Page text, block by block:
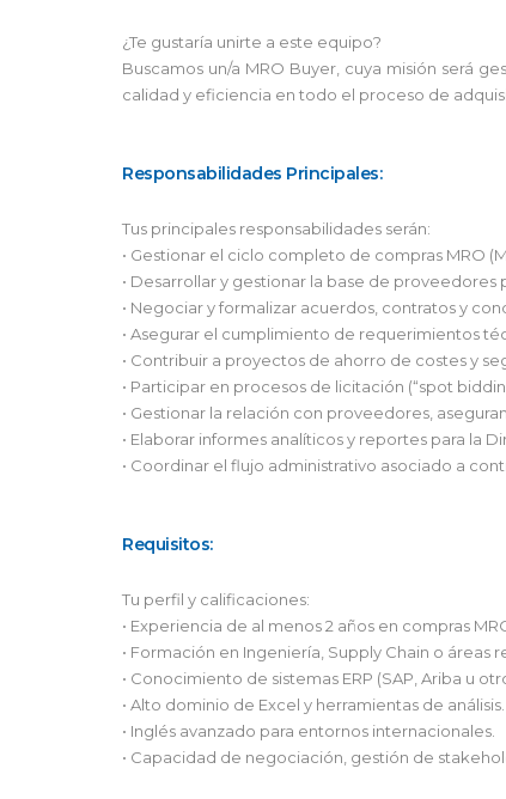
¿Te gustaría unirte a este equipo?
Buscamos un/a MRO Buyer, cuya misión será
calidad y eficiencia en todo el proceso de
Responsabilidades Principales:
Tus principales responsabilidades serán:
• Gestionar el ciclo completo de compras MRO
• Desarrollar y gestionar la base de
• Negociar y formalizar acuerdos, contratos y
• Asegurar el cumplimiento de requerimientos
• Contribuir a proyectos de ahorro de costes y
• Participar en procesos de licitación (“spot
• Gestionar la relación con proveedores,
• Elaborar informes analíticos y reportes para la
• Coordinar el flujo administrativo asociado a
Requisitos:
Tu perfil y calificaciones:
• Experiencia de al menos 2 años en compras
• Formación en Ingeniería, Supply Chain o áreas
• Conocimiento de sistemas ERP (SAP, Ariba u
• Alto dominio de Excel y herramientas de análisis.
• Inglés avanzado para entornos internacionales.
• Capacidad de negociación, gestión de